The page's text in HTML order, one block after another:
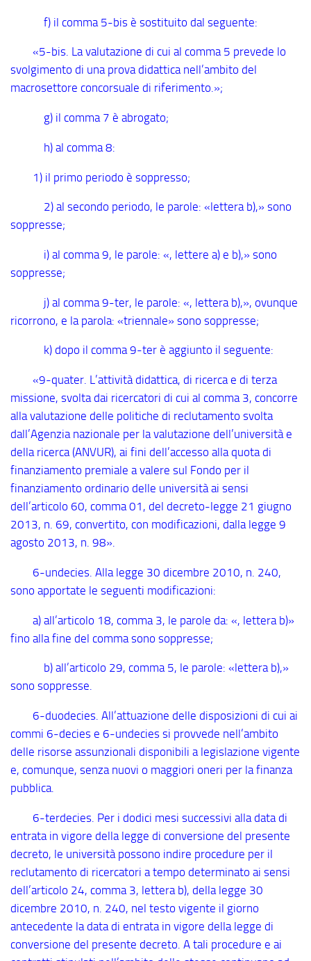
f) il comma 5-bis è sostituito dal seguente:
«5-bis. La valutazione di cui al comma 5 prevede lo
svolgimento di una prova didattica nell’ambito del
macrosettore concorsuale di riferimento.»;
g) il comma 7 è abrogato;
h) al comma 8:
1) il primo periodo è soppresso;
2) al secondo periodo, le parole: «lettera b),» sono
soppresse;
i) al comma 9, le parole: «, lettere a) e b),» sono
soppresse;
j) al comma 9-ter, le parole: «, lettera b),», ovunque
ricorrono, e la parola: «triennale» sono soppresse;
k) dopo il comma 9-ter è aggiunto il seguente:
«9-quater. L’attività didattica, di ricerca e di terza
missione, svolta dai ricercatori di cui al comma 3, concorre
alla valutazione delle politiche di reclutamento svolta
dall’Agenzia nazionale per la valutazione dell’università e
della ricerca (ANVUR), ai fini dell’accesso alla quota di
finanziamento premiale a valere sul Fondo per il
finanziamento ordinario delle università ai sensi
dell’articolo 60, comma 01, del decreto-legge 21 giugno
2013, n. 69, convertito, con modificazioni, dalla legge 9
agosto 2013, n. 98».
6-undecies . Alla legge 30 dicembre 2010, n. 240,
sono apportate le seguenti modificazioni:
a) all’articolo 18, comma 3, le parole da: «, lettera b)»
fino alla fine del comma sono soppresse;
b) all’articolo 29, comma 5, le parole: «lettera b),»
sono soppresse.
6-duodecies. All’attuazione delle disposizioni di cui ai
commi 6-decies e 6-undecies si provvede nell’ambito
delle risorse assunzionali disponibili a legislazione vigente
e, comunque, senza nuovi o maggiori oneri per la finanza
pubblica.
6-terdecies . Per i dodici mesi successivi alla data di
entrata in vigore della legge di conversione del presente
decreto, le università possono indire procedure per il
reclutamento di ricercatori a tempo determinato ai sensi
dell’articolo 24, comma 3, lettera b), della legge 30
dicembre 2010, n. 240, nel testo vigente il giorno
antecedente la data di entrata in vigore della legge di
conversione del presente decreto. A tali procedure e ai